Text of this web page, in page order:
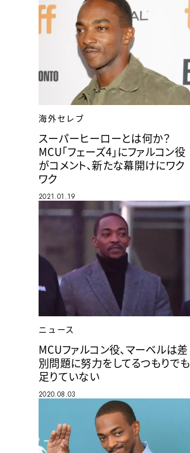
海外セレブ
スーパーヒーローとは何か？
MCU「フェーズ4」にファルコン役
がコメント、新たな幕開けにワク
ワク
2021.01.19
ニュース
MCUファルコン役、マーベルは差
別問題に努力をしてるつもりでも
足りていない
2020.08.03